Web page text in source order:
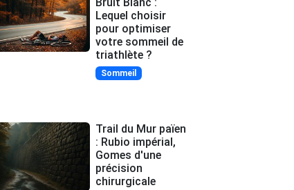
Lequel choisir
pour optimiser
votre sommeil de
triathlète ?
Sommeil
Trail du Mur païen
: Rubio impérial,
Gomes d'une
précision
chirurgicale